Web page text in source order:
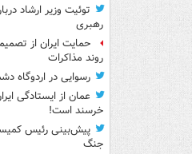
توئیت وزیر ارشاد
رهبری
حمایت ایران از
روند مذاکرات
رسوایی در اردوگاه
عمان از ایستادگی
خرسند است!
پیش‌بینی رئیس
جنگ